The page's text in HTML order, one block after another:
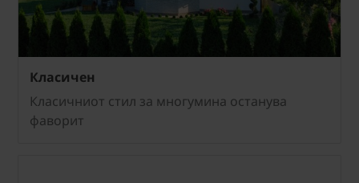
Класичен
Класичниот стил за многумина останува
фаворит